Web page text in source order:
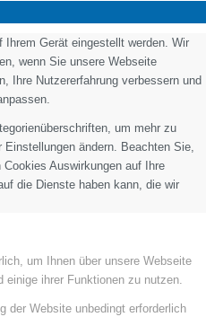
Gerät eingestellt werden. Wir
wenn Sie unsere Webseite
Ihre Nutzererfahrung verbessern und
um mehr zu
ändern. Beachten Sie,
Auswirkungen auf Ihre
die Dienste haben kann, die wir
um Ihnen über unsere Webseite
einige ihrer Funktionen zu nutzen.
der Website unbedingt erforderlich